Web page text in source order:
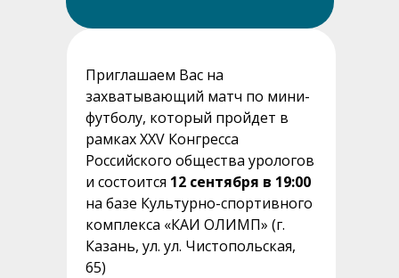
Приглашаем Вас на
захватывающий матч по мини-
футболу, который пройдет в
рамках XXV Конгресса
Российского общества урологов
и состоится 12 сентября в 19:00
на базе Культурно-спортивного
комплекса «КАИ ОЛИМП» (г.
Казань, ул. ул. Чистопольская,
65)